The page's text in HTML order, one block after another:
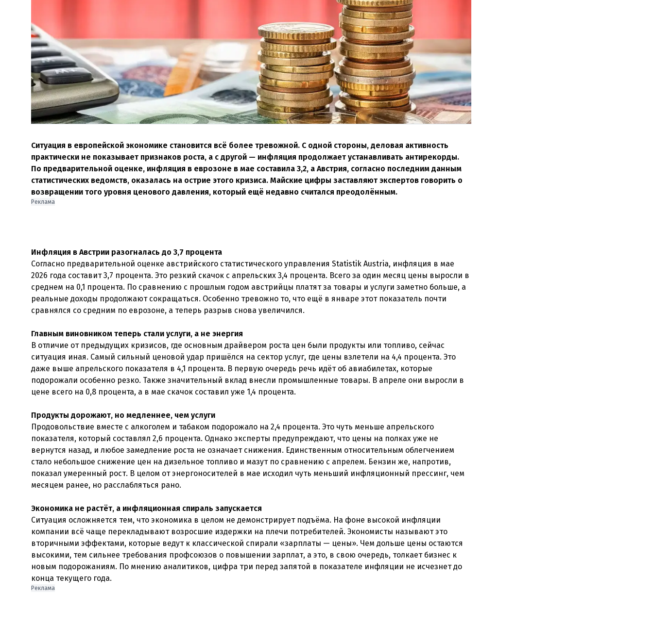
Ситуация в европейской экономике становится всё более тревожной. С одной стороны, деловая активность
практически не показывает признаков роста, а с другой — инфляция продолжает устанавливать антирекорды.
По предварительной оценке, инфляция в еврозоне в мае составила 3,2, а Австрия, согласно последним данным
статистических ведомств, оказалась на острие этого кризиса. Майские цифры заставляют экспертов говорить о
возвращении того уровня ценового давления, который ещё недавно считался преодолённым.
Реклама
Инфляция в Австрии разогналась до 3,7 процента
Согласно предварительной оценке австрийского статистического управления Statistik Austria, инфляция в мае
2026 года составит 3,7 процента. Это резкий скачок с апрельских 3,4 процента. Всего за один месяц цены выросли в
среднем на 0,1 процента. По сравнению с прошлым годом австрийцы платят за товары и услуги заметно больше, а
реальные доходы продолжают сокращаться. Особенно тревожно то, что ещё в январе этот показатель почти
сравнялся со средним по еврозоне, а теперь разрыв снова увеличился.
Главным виновником теперь стали услуги, а не энергия
В отличие от предыдущих кризисов, где основным драйвером роста цен были продукты или топливо, сейчас
ситуация иная. Самый сильный ценовой удар пришёлся на сектор услуг, где цены взлетели на 4,4 процента. Это
даже выше апрельского показателя в 4,1 процента. В первую очередь речь идёт об авиабилетах, которые
подорожали особенно резко. Также значительный вклад внесли промышленные товары. В апреле они выросли в
цене всего на 0,8 процента, а в мае скачок составил уже 1,4 процента.
Продукты дорожают, но медленнее, чем услуги
Продовольствие вместе с алкоголем и табаком подорожало на 2,4 процента. Это чуть меньше апрельского
показателя, который составлял 2,6 процента. Однако эксперты предупреждают, что цены на полках уже не
вернутся назад, и любое замедление роста не означает снижения. Единственным относительным облегчением
стало небольшое снижение цен на дизельное топливо и мазут по сравнению с апрелем. Бензин же, напротив,
показал умеренный рост. В целом от энергоносителей в мае исходил чуть меньший инфляционный прессинг, чем
месяцем ранее, но расслабляться рано.
Экономика не растёт, а инфляционная спираль запускается
Ситуация осложняется тем, что экономика в целом не демонстрирует подъёма. На фоне высокой инфляции
компании всё чаще перекладывают возросшие издержки на плечи потребителей. Экономисты называют это
вторичными эффектами, которые ведут к классической спирали «зарплаты — цены». Чем дольше цены остаются
высокими, тем сильнее требования профсоюзов о повышении зарплат, а это, в свою очередь, толкает бизнес к
новым подорожаниям. По мнению аналитиков, цифра три перед запятой в показателе инфляции не исчезнет до
конца текущего года.
Реклама